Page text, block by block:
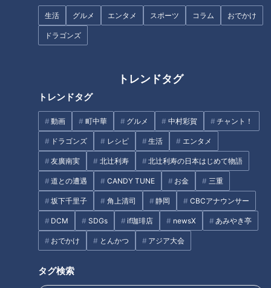
生活 グルメ エンタメ スポーツ コラム おでかけ
ドラゴンズ
トレンドタグ
トレンドタグ
動画 町中華 グルメ 中村彩賀 チャント！
ドラゴンズ レシピ 生活 エンタメ
友廣南実 北辻利寿 北辻利寿の日本はじめて物語
道との遭遇 CANDY TUNE お金 三重
坂下千里子 角上清司 静岡 CBCアナウンサー
DCM SDGs if珈琲店 newsX あみやき亭
おでかけ とんかつ アジア大会
タグ検索
なにわ男子が体を張って、ナゴヤのギモンを大調
査！【全力！なにわ実験部～ナゴヤのギモン、ガチ
「人を狂わせる魅力がある」道マニア・鹿取茂雄が
惚れ込んだレンガの橋梁とは？未公開の道3選
美味しさと栄養、ダブルでアップ！とうもろこしの
バター醤油炊き込みご飯
【全力！なにわ実験部～ナゴヤのギモン、ガチ検証
～】キャロットフレンチロースト
【全力！なにわ実験部～ナゴヤのギモン、ガチ検証